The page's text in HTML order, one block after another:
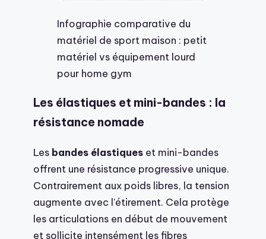
Infographie comparative du
matériel de sport maison : petit
matériel vs équipement lourd
pour home gym
Les élastiques et mini-bandes : la
résistance nomade
Les bandes élastiques et mini-bandes
offrent une résistance progressive unique.
Contrairement aux poids libres, la tension
augmente avec l’étirement. Cela protège
les articulations en début de mouvement
et sollicite intensément les fibres